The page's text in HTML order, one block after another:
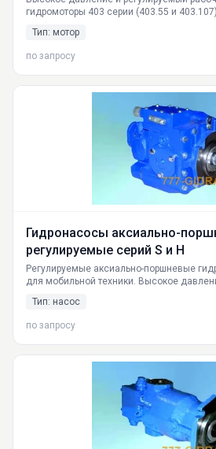
гидромоторы 403 серии (403.55 и
по РФ.
Тип: мотор
по запросу
Гидронасосы аксиально-
регулируемые серий S и H
Регулируемые аксиально-поршневые
для мобильной техники. Высокое
Екатеринбурге.
Тип: насос
по запросу